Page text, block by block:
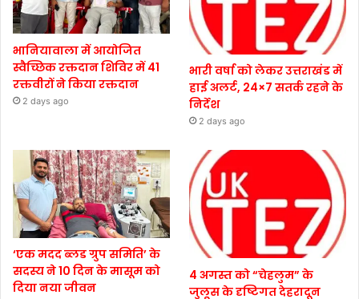
भानियावाला में आयोजित
स्वैच्छिक रक्तदान शिविर में 41
रक्तवीरों ने किया रक्तदान
2 days ago
भारी वर्षा को लेकर उत्तराखंड में
हाई अलर्ट, 24×7 सतर्क रहने के
निर्देश
2 days ago
‘एक मदद ब्लड ग्रुप समिति’ के
सदस्य ने 10 दिन के मासूम को
दिया नया जीवन
4 अगस्त को “चेहलुम” के
जुलूस के दृष्टिगत देहरादून